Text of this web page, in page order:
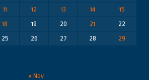
11 12 13 14
15
18 19 20 21
22
25 26 27 28
29
« Nov.